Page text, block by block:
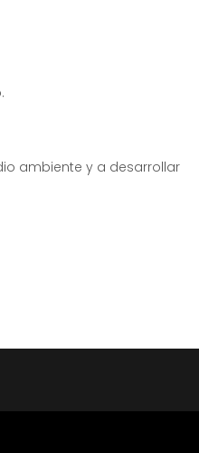
ambiente y a desarrollar